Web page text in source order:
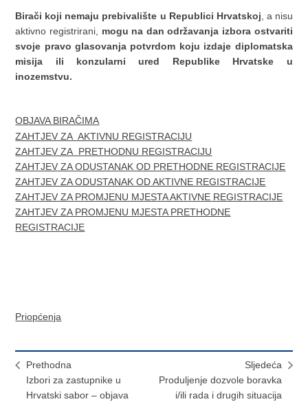
Birači koji nemaju prebivalište u Republici Hrvatskoj , a nisu
aktivno registrirani, mogu na dan održavanja izbora ostvariti
svoje pravo glasovanja potvrdom koju izdaje diplomatska
misija ili konzularni ured Republike Hrvatske u
inozemstvu.
OBJAVA BIRAČIMA
ZAHTJEV ZA AKTIVNU REGISTRACIJU
ZAHTJEV ZA PRETHODNU REGISTRACIJU
ZAHTJEV ZA ODUSTANAK OD PRETHODNE REGISTRACIJE
ZAHTJEV ZA ODUSTANAK OD AKTIVNE REGISTRACIJE
ZAHTJEV ZA PROMJENU MJESTA AKTIVNE REGISTRACIJE
ZAHTJEV ZA PROMJENU MJESTA PRETHODNE
REGISTRACIJE
Priopćenja
Prethodna
Izbori za zastupnike u
Hrvatski sabor – objava
Sljedeća
Produljenje dozvole boravka
i/ili rada i drugih situacija